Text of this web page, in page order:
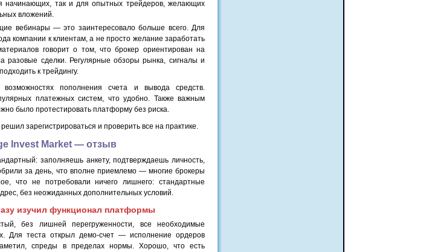
начинающих, так и для опытных трейдеров, желающих
вложений.
вебинары — это заинтересовало больше всего. Для
компании к клиентам, а не просто желание заработать
говорит о том, что брокер ориентирован на
разовые сделки. Регулярные обзоры рынка, сигналы и
к трейдингу.
пополнения счета и вывода средств.
платежных систем, что удобно. Также важным
было протестировать платформу без риска.
зарегистрироваться и проверить все на практике.
Invest Market — отзыв
заполняешь анкету, подтверждаешь личность,
за день, что вполне приемлемо — многие брокеры
что не потребовали ничего лишнего: стандартные
без неожиданных дополнительных условий.
изучил функционал платформы
без лишней перегруженности, все необходимые
Для теста открыл демо-счет — исполнение ордеров
спреды в пределах нормы. Хорошо, что есть